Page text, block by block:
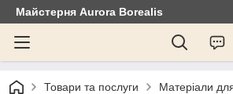
Майстерня Aurora Borealis
Товари та послуги Матеріали